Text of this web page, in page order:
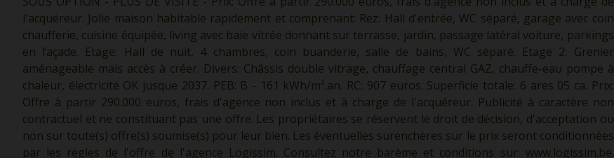
l'acquéreur. Jolie maison habitable rapidement et comprenant: Rez: Hall d'entrée, WC séparé, garage avec coin
chaufferie, cuisine équipée, living avec baie vitrée donnant sur terrasse, jardin, passage latéral voiture, parkings
en façade. Etage: Hall de nuit, 4 chambres, coin buanderie, salle de bains, WC séparé. Etage 2: Grenier
aménageable mais accès à créer. Divers: Châssis double vitrage, chauffage central GAZ, chauffe-eau pompe à
chaleur, électricité OK jusque 2037. PEB: B - 161 kWh/m².an. RC: 907 euros. Superficie totale: 6 ares 05 ca. Prix:
Offre à partir 290.000 euros, frais d'agence non inclus et à charge de l'acquéreur. Publicité à caractère non
contractuel et ne constituant pas une offre. Les propriétaires se réservent le droit de décision, d'acceptation ou
non sur toute(s) offre(s) soumise(s) pour leur bien. Les éventuelles surenchères sur le prix seront conditionnées
par les règles de l'offre de l'agence Logissim. Consultez notre barème et conditions sur: www.logissim.be.